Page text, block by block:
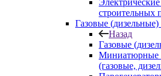
строительных
Газовые
Назад
Газовые
Миниатюрные
(газовые,